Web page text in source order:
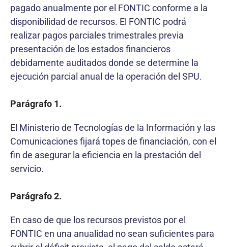
pagado anualmente por el FONTIC conforme a la
disponibilidad de recursos. El FONTIC podrá
realizar pagos parciales trimestrales previa
presentación de los estados financieros
debidamente auditados donde se determine la
ejecución parcial anual de la operación del SPU.
Parágrafo 1.
El Ministerio de Tecnologías de la Información y las
Comunicaciones fijará topes de financiación, con el
fin de asegurar la eficiencia en la prestación del
servicio.
Parágrafo 2.
En caso de que los recursos previstos por el
FONTIC en una anualidad no sean suficientes para